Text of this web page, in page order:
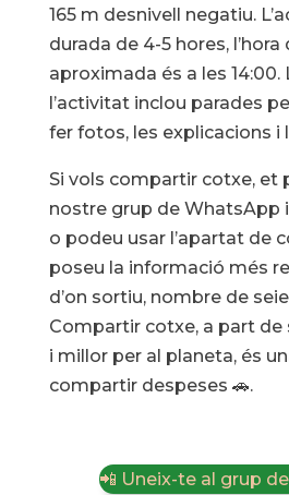
165 m desnivell negatiu.
durada de 4-5 hores,
aproximada és a les 14:00.
l’activitat inclou parades
fer fotos, les explicacions i
Si vols compartir cotxe, et
nostre grup de WhatsApp
o podeu usar l’apartat de
poseu la informació més
d’on sortiu, nombre de
Compartir cotxe, a part de
i millor per al planeta, és
compartir despeses 🚗.
📲 Uneix-te al grup